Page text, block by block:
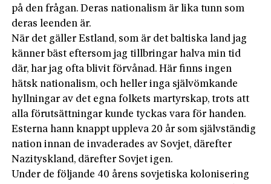
på den frågan. Deras nationalism är lika tunn som
deras leenden är.
När det gäller Estland, som är det baltiska land jag
känner bäst eftersom jag tillbringar halva min tid
där, har jag ofta blivit förvånad. Här finns ingen
hätsk nationalism, och heller inga självömkande
hyllningar av det egna folkets martyrskap, trots att
alla förutsättningar kunde tyckas vara för handen.
Esterna hann knappt uppleva 20 år som självständig
nation innan de invaderades av Sovjet, därefter
Nazityskland, därefter Sovjet igen.
Under de följande 40 årens sovjetiska kolonisering